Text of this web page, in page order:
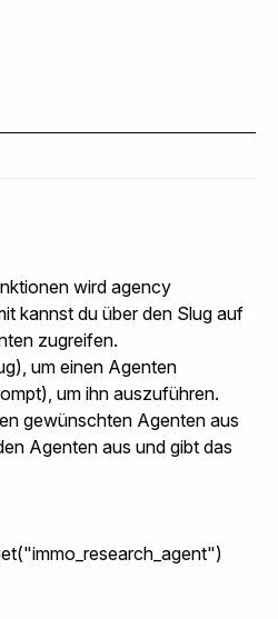
wirdagency
kannst du über den Slug auf
zugreifen.
, um einen Agenten
, um ihn auszuführen.
gewünschten Agenten aus
Agenten aus und gibt das